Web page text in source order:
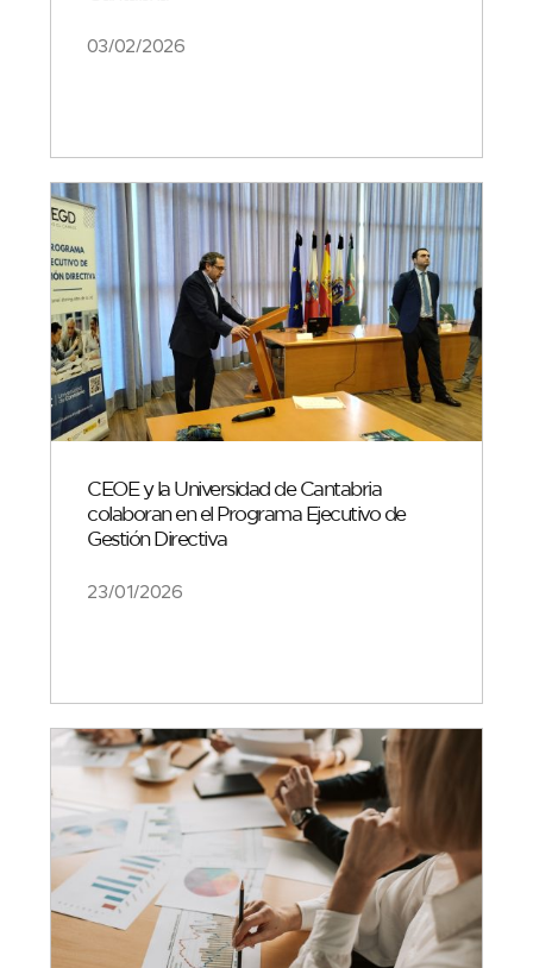
03/02/2026
CEOE y la Universidad de Cantabria
colaboran en el Programa Ejecutivo de
Gestión Directiva
23/01/2026